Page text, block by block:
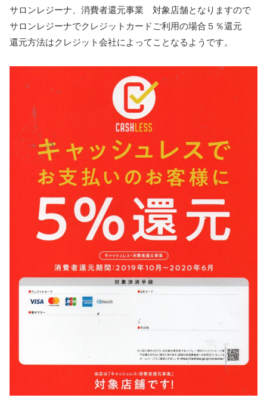
サロンレジーナ、消費者還元事業 対象店舗となりますので
サロンレジーナでクレジットカードご利用の場合５％還元
還元方法はクレジット会社によってことなるようです。